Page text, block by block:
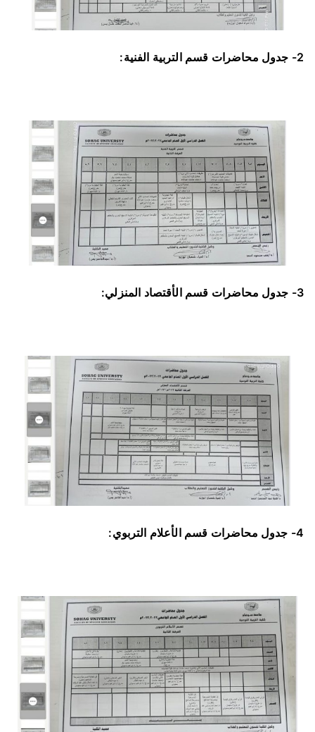
2- جدول محاضرات قسم التربية الفنية:
3- جدول محاضرات قسم الأقتصاد المنزلي:
4- جدول محاضرات قسم الأعلام التربوي: